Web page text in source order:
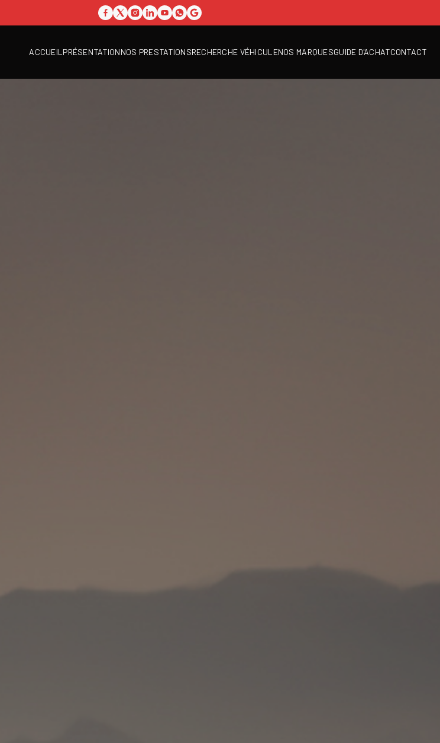
ACCUEIL PRÉSENTATIONNOS PRESTATIONSRECHERCHE VÉHICULENOS MARQUESGUIDE D'ACHATCONTACT